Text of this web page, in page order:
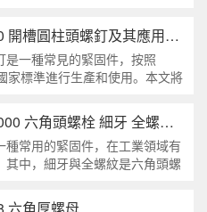
度分析這種螺釘的特點、應用以
關知識點，為讀者提供全面的了
GB/T65-2000 開槽圓柱頭螺釘及其應用領域
是一種常見的緊固件，按照
家標準進行生產和使用。本文將
更好地了解和應用該種螺釘。什
開槽圓柱頭螺釘？GB/T65-
GB/T5786-2000 六角頭螺栓 細牙 全螺紋——工業重要性和特點
種常用的緊固件，在工業領域有
其中，細牙與全螺紋是六角頭螺
T5786-2000標準下的六角頭螺